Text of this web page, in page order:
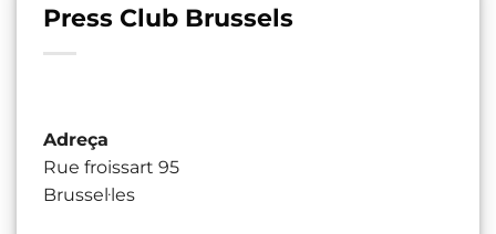
Press Club Brussels
Adreça
Rue froissart 95
Brussel·les